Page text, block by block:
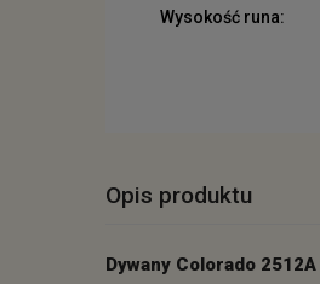
Wysokość runa:
Opis produktu
Dywany Colorado 2512A